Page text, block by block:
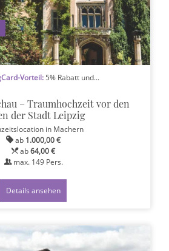
1
Vorteil:5% Rabatt und...
– Traumhochzeit vor den
der Stadt Leipzig
in Machern
ab 1.000,00 €
ab64,00 €
max. 149Pers.
Details ansehen